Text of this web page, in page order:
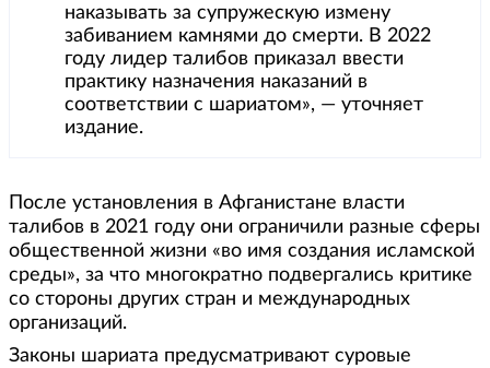
наказывать за супружескую измену
забиванием камнями до смерти. В 2022
году лидер талибов приказал ввести
практику назначения наказаний в
соответствии с шариатом», — уточняет
издание.
После установления в Афганистане власти
талибов в 2021 году они ограничили разные сферы
общественной жизни «во имя создания исламской
среды», за что многократно подвергались критике
со стороны других стран и международных
организаций.
Законы шариата предусматривают суровые